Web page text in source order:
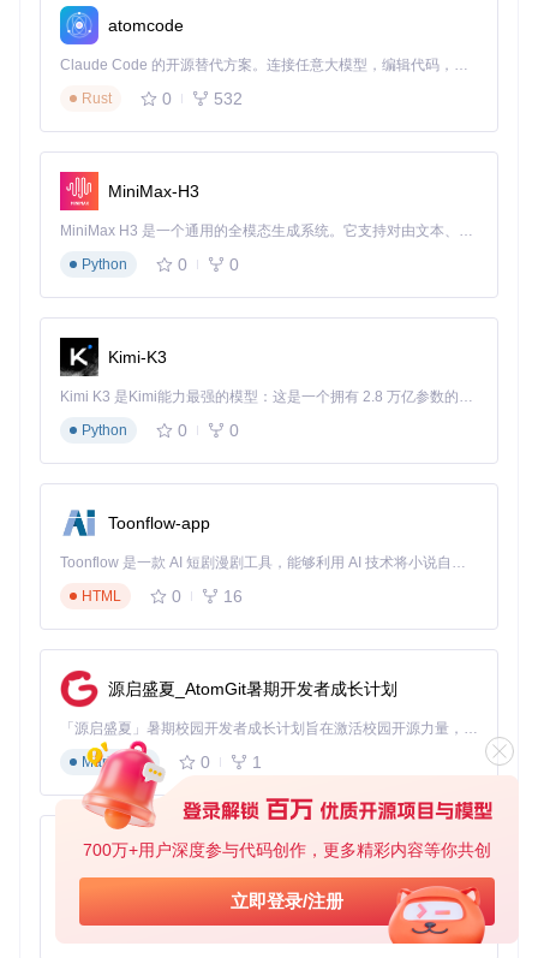
700万+用户深度参与代码创作，更多精彩内容等你共创
立即登录/注册
source
安装所需依赖
开始备份操作
运行主程序
根据提示完成QQ空间登录验证
等待程序完成备份，所有数据将保存在项目目录下的outpu
t文件夹中
数据导出方法：多种格式任你选
Excel格式：适合数据分析和编辑，所有内容按表格形式组
织，便于筛选和搜索
HTML格式
版和样式，带来原汁原味的浏览体验
真实场景案例：这些人已经在用了
案例一：毕业季数据珍藏
即将毕业的小林想要永久保存大学四年的QQ空间记忆，使用
该工具将所有说说和图片备份到本地，不仅制作成了电子纪念
册，还通过Excel分析了自己四年来的社交足迹，成为一份特
atomcode
Claude Code 的开源替代方案。连接任意大模型，编辑代码，运行命令，自动验证 — 全自动执行。用 Rust 构建，极致性能。 ｜ An open-source alternative to Claude Code. Connect any LLM, edit code, run commands, and verify changes — autonomously. Built in Rust for speed. Get Started
Rust
0 532
MiniMax-H3
MiniMax H3 是一个通用的全模态生成系统。它支持对由文本、图像、视频和音频组成的多模态上下文进行统一理解，并能生成分辨率高达 2K、时长可达 15 秒的带原生立体声音频的视频。得益于面向任务泛化的系统设计，H3 在预训练阶段就已具备广泛的多模态上下文理解与生成能力，能够出色地执行复杂的多模态指令。
Python
0 0
Kimi-K3
Kimi K3 是Kimi能力最强的模型：这是一个拥有 2.8 万亿参数的混合专家（MoE）模型，具备原生视觉理解能力，并支持 100 万 token 的上下文窗口。
Python
0 0
Toonflow-app
Toonflow 是一款 AI 短剧漫剧工具，能够利用 AI 技术将小说自动转化为剧本，并结合 AI 生成的图片和视频，实现高效的短剧创作。借助 Toonflow，可以轻松完成从文字到影像的全流程，让短剧制作变得更加智能与便捷。
HTML
0 16
源启盛夏_AtomGit暑期开发者成长计划
「源启盛夏」暑期校园开发者成长计划旨在激活校园开源力量，通过积分激励、认证扶持、资源倾斜等形式，引导高校组织和开发者完成「入驻 — 建项目 — 做贡献 — 获认证 — 得资源」的完整闭环。无论你是想带领社团入驻平台的组织者，还是希望用代码贡献证明自己的开发者，都能在这里找到属于你的成长路径。
Markdown
0 1
AionUi
免费、本地、开源的 24/7 全天候 Cowork 应用，以及适用于 Gemini CLI、Claude Code、Codex、OpenCode、Qwen Code、Goose CLI、Auggie 等的 OpenClaw | 🌟 喜欢就点star吧
TypeScript
0 6